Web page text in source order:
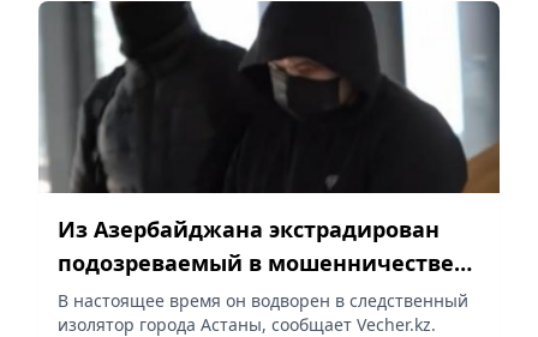
Из Азербайджана экстрадирован
подозреваемый в мошенничестве
казахстанец
В настоящее время он водворен в следственный
изолятор города Астаны, сообщает Vecher.kz.